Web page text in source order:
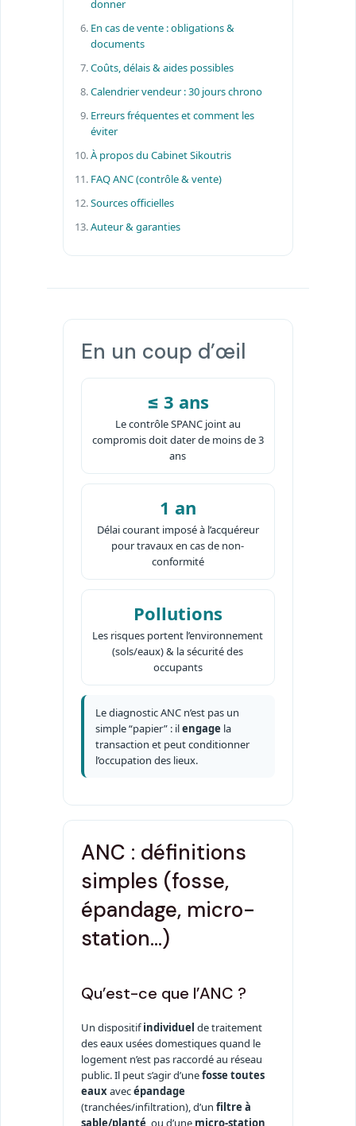
donner
En cas de vente : obligations &
documents
Coûts, délais & aides possibles
Calendrier vendeur : 30 jours chrono
Erreurs fréquentes et comment les
éviter
À propos du Cabinet Sikoutris
FAQ ANC (contrôle & vente)
Sources officielles
Auteur & garanties
En un coup d’œil
≤ 3 ans
Le contrôle SPANC joint au
compromis doit dater de moins de 3
ans
1 an
Délai courant imposé à l’acquéreur
pour travaux en cas de non-
conformité
Pollutions
Les risques portent l’environnement
(sols/eaux) & la sécurité des
occupants
Le diagnostic ANC n’est pas un
simple “papier” : ilengage la
transaction et peut conditionner
l’occupation des lieux.
ANC : définitions
simples (fosse,
épandage, micro-
station…)
Qu’est-ce que l’ANC ?
Un dispositifindividuel de traitement
des eaux usées domestiques quand le
logement n’est pas raccordé au réseau
public. Il peut s’agir d’unefosse toutes
eaux avecépandage
(tranchées/infiltration), d’unfiltre à
sable/planté , ou d’une micro-station